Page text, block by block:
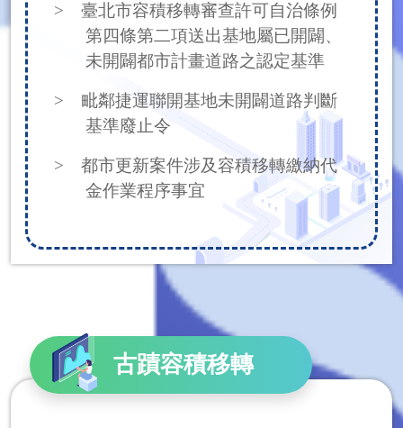
> 臺北市容積移轉審查許可自治條例
第四條第二項送出基地屬已開闢、
未開闢都市計畫道路之認定基準
> 毗鄰捷運聯開基地未開闢道路判斷
基準廢止令
> 都市更新案件涉及容積移轉繳納代
金作業程序事宜
古蹟容積移轉